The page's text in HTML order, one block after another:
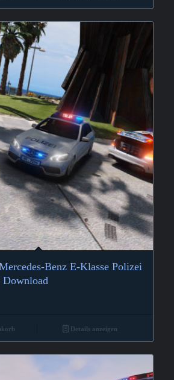
Benz E-Klasse Polizei
Download
Details anzeigen